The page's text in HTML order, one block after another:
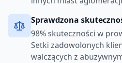
Sprawdzona
98% skuteczności w
Setki zadowolonych
walczących z